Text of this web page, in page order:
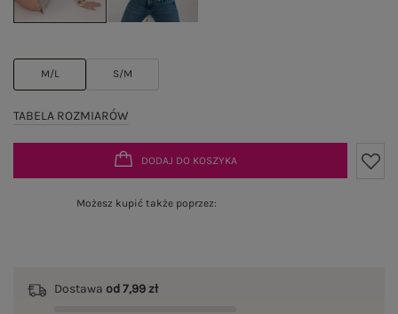
M/L S/M
TABELA ROZMIARÓW
DODAJ DO KOSZYKA
Możesz kupić także poprzez:
Dostawa od 7,99 zł